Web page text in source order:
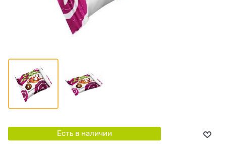
Есть в наличии